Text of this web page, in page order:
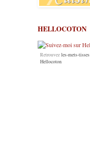
HELLOCOTON
Retrouvez les-mets-tisses
Hellocoton